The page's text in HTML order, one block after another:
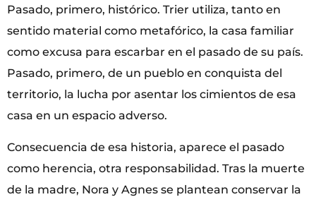
Pasado, primero, histórico. Trier utiliza, tanto en
sentido material como metafórico, la casa familiar
como excusa para escarbar en el pasado de su país.
Pasado, primero, de un pueblo en conquista del
territorio, la lucha por asentar los cimientos de esa
casa en un espacio adverso.
Consecuencia de esa historia, aparece el pasado
como herencia, otra responsabilidad. Tras la muerte
de la madre, Nora y Agnes se plantean conservar la